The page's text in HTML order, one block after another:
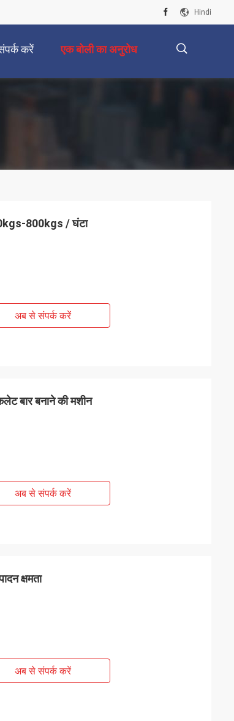
Hindi
करें एक बोली का अनुरोध
800kgs / घंटा
अब से संपर्क करें
बार बनाने की मशीन
अब से संपर्क करें
क्षमता
अब से संपर्क करें